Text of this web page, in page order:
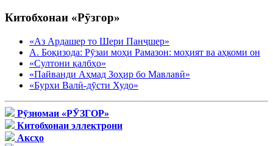
Китобхонаи «Рӯзгор»
«Аз Ардашер то Шери Панҷшер»
А. Боқизода: Рӯзаи моҳи Рамазон: моҳият ва аҳкоми он
«Султони қалбҳо»
«Пайванди Аҳмад Зоҳир бо Мавлавӣ»
«Бурхи Валӣ-дӯсти Худо»
Рӯзномаи «РӮЗГОР»
Китобхонаи эллектрони
Аксҳо